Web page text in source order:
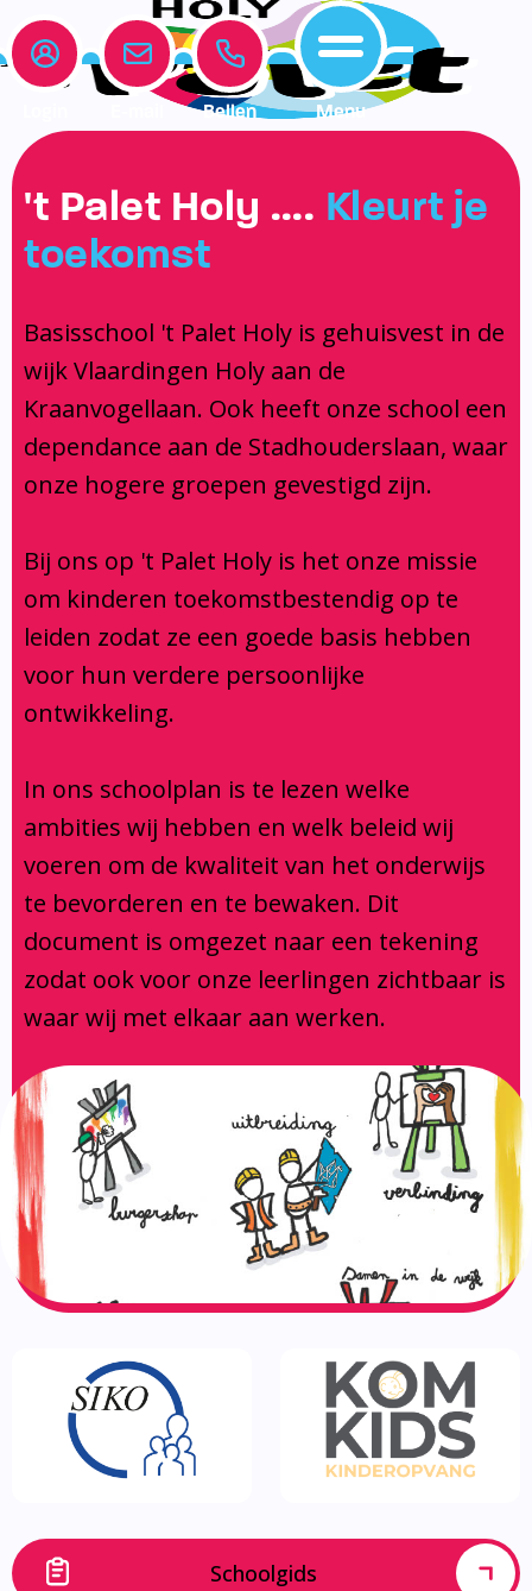
Home
Onze school
Onze school
Medezeggenschapsraad
Het Team
Ouderraad
Privacy
Contact
Verbouwing
Aanmelden
Leerlingenzorg
Interne begeleiding
Onderwijs dat past
Logopedie
Centrum voor jeugd en gezin
Brugfunctionaris
Actueel
Actueel
Vakanties en vrije dagen
Social Schools App
BSO / PSZ
Contact
Bellen Menu
't Palet Holy …. Kleurt je
toekomst
Basisschool 't Palet Holy is gehuisvest in de
wijk Vlaardingen Holy aan de
Kraanvogellaan. Ook heeft onze school een
dependance aan de Stadhouderslaan, waar
onze hogere groepen gevestigd zijn.
Bij ons op 't Palet Holy is het onze missie
om kinderen toekomstbestendig op te
leiden zodat ze een goede basis hebben
voor hun verdere persoonlijke
ontwikkeling.
In ons schoolplan is te lezen welke
ambities wij hebben en welk beleid wij
voeren om de kwaliteit van het onderwijs
te bevorderen en te bewaken. Dit
document is omgezet naar een tekening
zodat ook voor onze leerlingen zichtbaar is
waar wij met elkaar aan werken.
Schoolgids